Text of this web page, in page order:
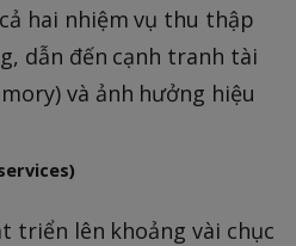
hai nhiệm vụ thu thập
dẫn đến cạnh tranh tài
và ảnh hưởng hiệu
triển lên khoảng vài chục